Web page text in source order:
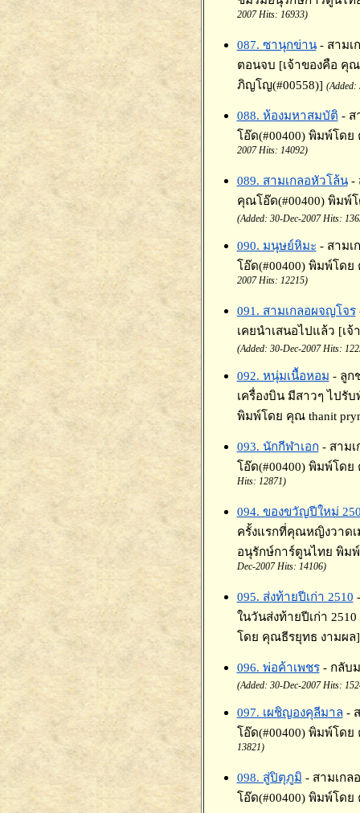
2007 Hits: 16933)
087. ซานุกข่าน - สามเ
ตอนจบ [เจ้าของคือ คุ
ภิญโญ(#00558)] (Added:
088. ห้องมหาสมบัติ - ส
โอ๊ด(#00400) พิมพ์โด
2007 Hits: 14092)
089. สามเกลอหัวโล้น -
คุณโอ๊ด(#00400) พิมพ์โ
(Added: 30-Dec-2007 Hits:
090. มนุษย์หิมะ - สามเ
โอ๊ด(#00400) พิมพ์โด
2007 Hits: 12215)
091. สามเกลอผจญโจร
เคยนำเสนอไปแล้ว [เ
(Added: 30-Dec-2007 Hits:
092. หนุ่มเนื้อหอม - ลูก
เครื่องบิน มีสาวๆ ไปรั
พิมพ์โดย คุณ thanit
093. นักกีฬาเอก - สาม
โอ๊ด(#00400) พิมพ์โดย
Hits: 12871)
094. ของขวัญปีใหม่
ครั้งแรกที่คุณหญิงวาดเ
อนุรักษ์การ์ตูนไทย พิมพ์
Dec-2007 Hits: 14106)
095. ส่งท้ายปีเก่า 2510
ในวันส่งท้ายปีเก่า
โดย คุณธีรยุทธ งามผล]
096. พ่อค้าเพชร - กลับ
(Added: 30-Dec-2007 Hits:
097. เผชิญองคุลีมาล -
โอ๊ด(#00400) พิมพ์โด
13821)
098. สู่ปิตุภูมิ - สามเกล
โอ๊ด(#00400) พิมพ์โด